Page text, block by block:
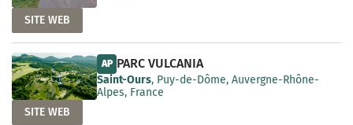
SITE WEB
AP PARC VULCANIA
Saint-Ours, Puy-de-Dôme, Auvergne-Rhône-
Alpes, France
SITE WEB